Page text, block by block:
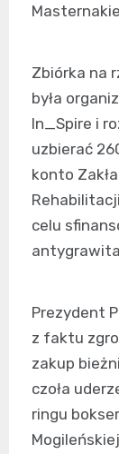
Zbiórka na
była
In_Spire i
uzbierać
konto
celu
Prezydent
z faktu
zakup
czoła
ringu